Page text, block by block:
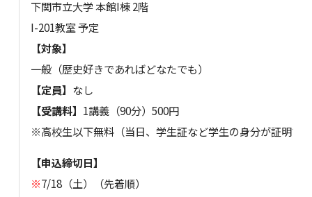
下関市立大学 本館I棟 2階
I-201教室 予定
【対象】
一般（歴史好きであればどなたでも）
【定員】 なし
【受講料】 1講義（90分）500円
※高校生以下無料（当日、学生証など学生の身分が証明で
【申込締切日】
※7/18（土）（先着順）